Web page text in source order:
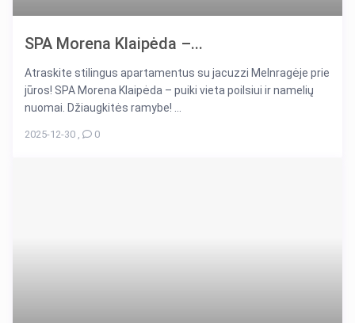
SPA Morena Klaipėda –...
Atraskite stilingus apartamentus su jacuzzi Melnragėje prie
jūros! SPA Morena Klaipėda – puiki vieta poilsiui ir namelių
nuomai. Džiaugkitės ramybe! ...
2025-12-30 , 0